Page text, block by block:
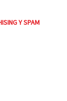
Y SPAM